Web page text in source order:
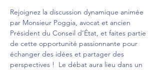
Rejoignez la discussion dynamique animée
par Monsieur Poggia, avocat et ancien
Président du Conseil d’État, et faites partie
de cette opportunité passionnante pour
échanger des idées et partager des
perspectives !  Le débat aura lieu dans un